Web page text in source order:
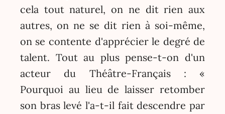
cela tout naturel, on ne dit rien aux
autres, on ne se dit rien à soi-même,
on se contente d'apprécier le degré de
talent. Tout au plus pense-t-on d'un
acteur du Théâtre-Français : «
Pourquoi au lieu de laisser retomber
son bras levé l'a-t-il fait descendre par